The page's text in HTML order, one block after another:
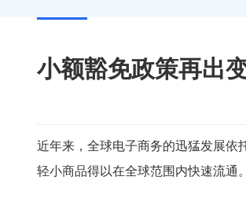
小额豁免政策再出
近年来，全球电子商务的迅猛发展依
轻小商品得以在全球范围内快速流通